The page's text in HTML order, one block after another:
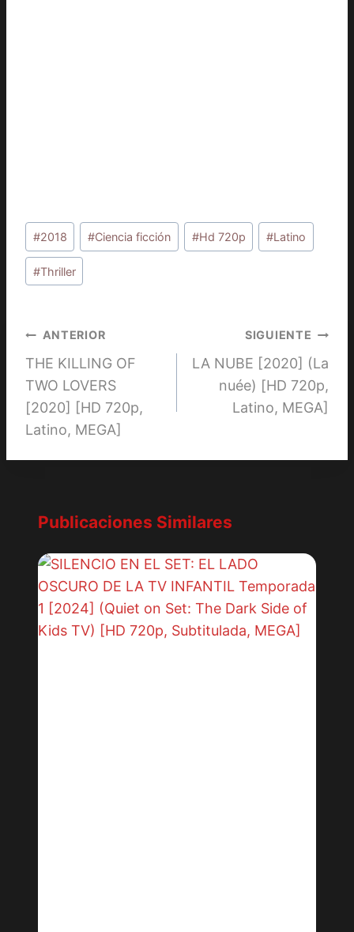
Etiquetas
de
la
#2018 #Ciencia ficción #Hd 720p #Latino
#Thriller
Navegación
de
entradas
ANTERIOR
THE KILLING OF
TWO LOVERS
[2020] [HD 720p,
Latino, MEGA]
SIGUIENTE
LA NUBE [2020] (La
nuée) [HD 720p,
Latino, MEGA]
Publicaciones Similares